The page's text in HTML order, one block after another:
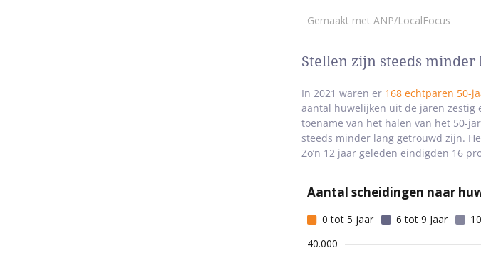
Stellen zijn steeds
In 2021 waren er 168 echtparen 50-
aantal huwelijken uit de jaren zestig
toename van het halen van het 50-
steeds minder lang getrouwd zijn.
Zo’n 12 jaar geleden eindigden 16